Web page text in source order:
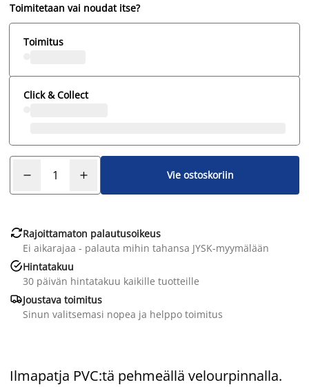
Toimitetaan vai noudat itse?
Toimitus
Click & Collect
Vie ostoskoriin
Rajoittamaton palautusoikeus
Ei aikarajaa - palauta mihin tahansa JYSK-myymälään
Hintatakuu
30 päivän hintatakuu kaikille tuotteille
Joustava toimitus
Sinun valitsemasi nopea ja helppo toimitus
Ilmapatja PVC:tä pehmeällä velourpinnalla.